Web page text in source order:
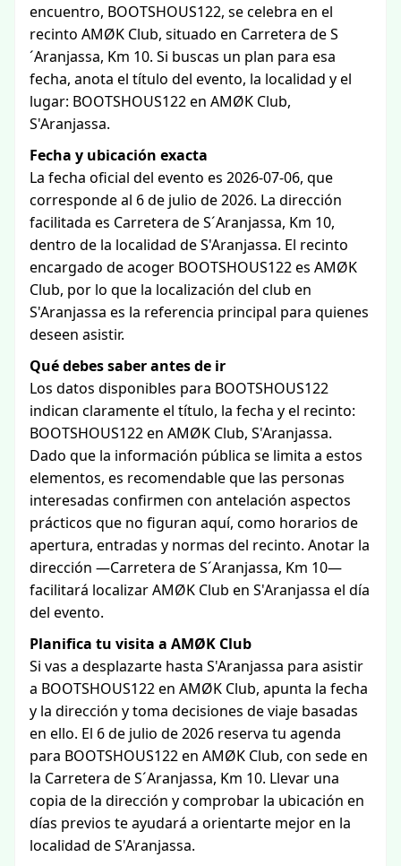
encuentro, BOOTSHOUS122, se celebra en el
recinto AMØK Club, situado en Carretera de S
´Aranjassa, Km 10. Si buscas un plan para esa
fecha, anota el título del evento, la localidad y el
lugar: BOOTSHOUS122 en AMØK Club,
S'Aranjassa.
Fecha y ubicación exacta
La fecha oficial del evento es 2026-07-06, que
corresponde al 6 de julio de 2026. La dirección
facilitada es Carretera de S´Aranjassa, Km 10,
dentro de la localidad de S'Aranjassa. El recinto
encargado de acoger BOOTSHOUS122 es AMØK
Club, por lo que la localización del club en
S'Aranjassa es la referencia principal para quienes
deseen asistir.
Qué debes saber antes de ir
Los datos disponibles para BOOTSHOUS122
indican claramente el título, la fecha y el recinto:
BOOTSHOUS122 en AMØK Club, S'Aranjassa.
Dado que la información pública se limita a estos
elementos, es recomendable que las personas
interesadas confirmen con antelación aspectos
prácticos que no figuran aquí, como horarios de
apertura, entradas y normas del recinto. Anotar la
dirección —Carretera de S´Aranjassa, Km 10—
facilitará localizar AMØK Club en S'Aranjassa el día
del evento.
Planifica tu visita a AMØK Club
Si vas a desplazarte hasta S'Aranjassa para asistir
a BOOTSHOUS122 en AMØK Club, apunta la fecha
y la dirección y toma decisiones de viaje basadas
en ello. El 6 de julio de 2026 reserva tu agenda
para BOOTSHOUS122 en AMØK Club, con sede en
la Carretera de S´Aranjassa, Km 10. Llevar una
copia de la dirección y comprobar la ubicación en
días previos te ayudará a orientarte mejor en la
localidad de S'Aranjassa.